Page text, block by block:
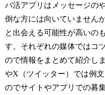
パ活アプリはメッセージの
倒な方には向いていません
と出会える可能性が高いの
す。それぞれの媒体ではコ
ので情報をまとめて紹介し
やX（ツイッター）では例
のでサイトやアプリでの募